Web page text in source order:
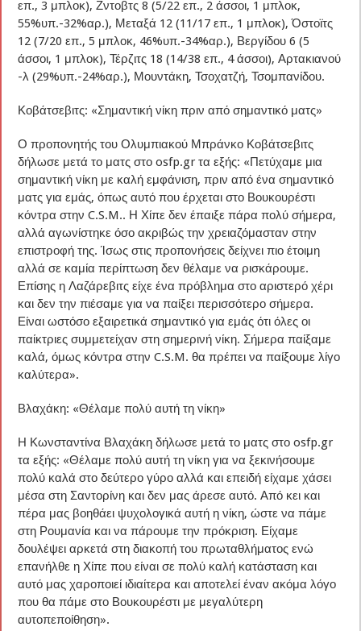
επ., 3 μπλοκ), Ζντοβτς 8 (5/22 επ., 2 άσσοι, 1 μπλοκ,
55%υπ.-32%αρ.), Μεταξά 12 (11/17 επ., 1 μπλοκ), Όστοϊτς
12 (7/20 επ., 5 μπλοκ, 46%υπ.-34%αρ.), Βεργίδου 6 (5
άσσοι, 1 μπλοκ), Τέρζιτς 18 (14/38 επ., 4 άσσοι), Αρτακιανού
-λ (29%υπ.-24%αρ.), Μουντάκη, Τσοχατζή, Τσομπανίδου.
Κοβάτσεβιτς: «Σημαντική νίκη πριν από σημαντικό ματς»
Ο προπονητής του Ολυμπιακού Μπράνκο Κοβάτσεβιτς
δήλωσε μετά το ματς στο osfp.gr τα εξής: «Πετύχαμε μια
σημαντική νίκη με καλή εμφάνιση, πριν από ένα σημαντικό
ματς για εμάς, όπως αυτό που έρχεται στο Βουκουρέστι
κόντρα στην C.S.M.. Η Χίπε δεν έπαιξε πάρα πολύ σήμερα,
αλλά αγωνίστηκε όσο ακριβώς την χρειαζόμασταν στην
επιστροφή της. Ίσως στις προπονήσεις δείχνει πιο έτοιμη
αλλά σε καμία περίπτωση δεν θέλαμε να ρισκάρουμε.
Επίσης η Λαζάρεβιτς είχε ένα πρόβλημα στο αριστερό χέρι
και δεν την πιέσαμε για να παίξει περισσότερο σήμερα.
Είναι ωστόσο εξαιρετικά σημαντικό για εμάς ότι όλες οι
παίκτριες συμμετείχαν στη σημερινή νίκη. Σήμερα παίξαμε
καλά, όμως κόντρα στην C.S.M. θα πρέπει να παίξουμε λίγο
καλύτερα».
Βλαχάκη: «Θέλαμε πολύ αυτή τη νίκη»
Η Κωνσταντίνα Βλαχάκη δήλωσε μετά το ματς στο osfp.gr
τα εξής: «Θέλαμε πολύ αυτή τη νίκη για να ξεκινήσουμε
πολύ καλά στο δεύτερο γύρο αλλά και επειδή είχαμε χάσει
μέσα στη Σαντορίνη και δεν μας άρεσε αυτό. Από κει και
πέρα μας βοηθάει ψυχολογικά αυτή η νίκη, ώστε να πάμε
στη Ρουμανία και να πάρουμε την πρόκριση. Είχαμε
δουλέψει αρκετά στη διακοπή του πρωταθλήματος ενώ
επανήλθε η Χίπε που είναι σε πολύ καλή κατάσταση και
αυτό μας χαροποιεί ιδιαίτερα και αποτελεί έναν ακόμα λόγο
που θα πάμε στο Βουκουρέστι με μεγαλύτερη
αυτοπεποίθηση».